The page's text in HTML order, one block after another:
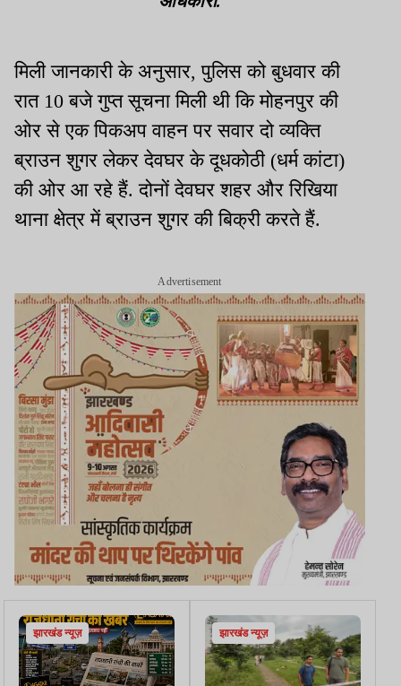
मिली जानकारी के अनुसार, पुलिस को बुधवार की
रात 10 बजे गुप्त सूचना मिली थी कि मोहनपुर की
ओर से एक पिकअप वाहन पर सवार दो व्यक्ति
ब्राउन शुगर लेकर देवघर के दूधकोठी (धर्म कांटा)
की ओर आ रहे हैं. दोनों देवघर शहर और रिखिया
थाना क्षेत्र में ब्राउन शुगर की बिक्री करते हैं.
Advertisement
झारखंड न्यूज़ झारखंड न्यूज़